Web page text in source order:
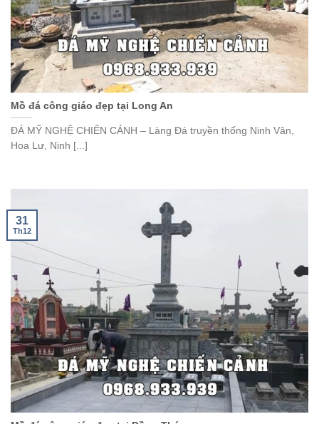
Mồ đá công giáo đẹp tại Long An
ĐÁ MỸ NGHỆ CHIẾN CẢNH – Làng Đá truyền thống Ninh Vân,
Hoa Lư, Ninh [...]
31
Th12